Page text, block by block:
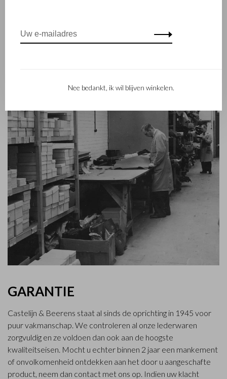
GARANTIE
Castelijn & Beerens staat al sinds de oprichting in 1945 voor
puur vakmanschap. We controleren al onze lederwaren
zorgvuldig en ze voldoen dan ook aan de hoogste
kwaliteitseisen. Mocht u echter binnen 2 jaar een mankement
of onvolkomenheid ontdekken aan het door u aangeschafte
product, neem dan contact met ons op. Indien uw klacht
Nee bedankt, ik wil blijven winkelen.